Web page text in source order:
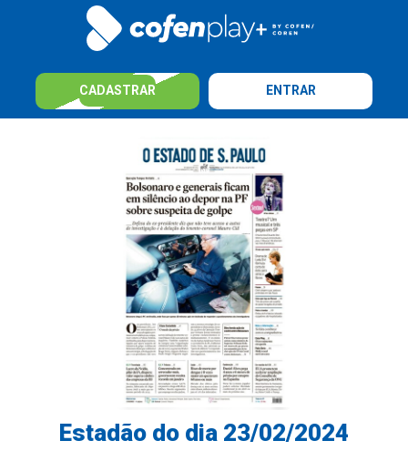
CADASTRAR ENTRAR
Estadão do dia 23/02/2024